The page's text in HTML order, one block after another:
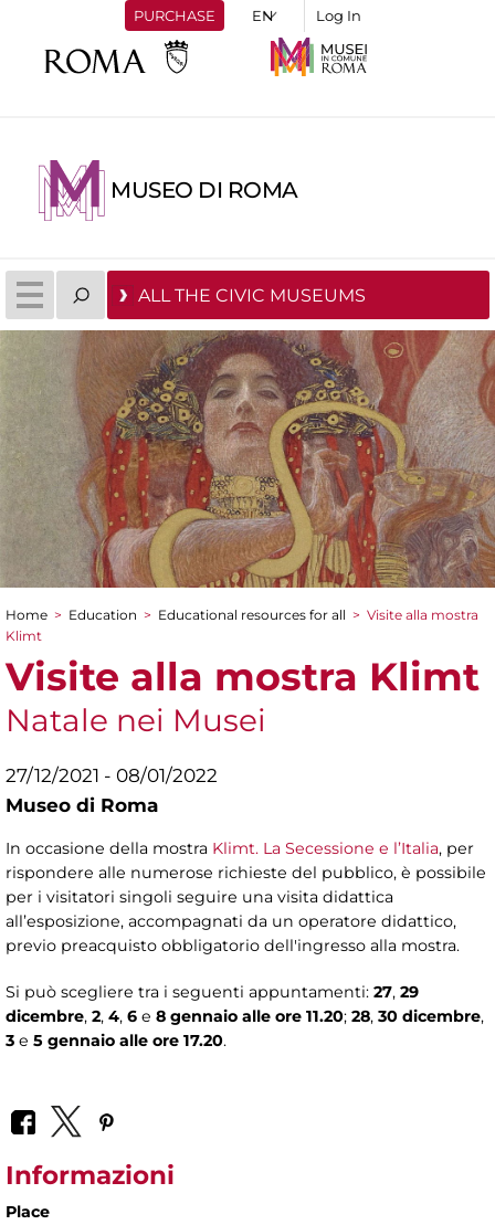
PURCHASE Log In
MUSEO DI ROMA
ALL THE CIVIC MUSEUMS
You are here
Home > Education > Educational resources for all > Visite alla mostra
Klimt
Visite alla mostra Klimt
Natale nei Musei
27/12/2021 - 08/01/2022
Museo di Roma
In occasione della mostra Klimt. La Secessione e l’Italia, per
rispondere alle numerose richieste del pubblico, è possibile
per i visitatori singoli seguire una visita didattica
all’esposizione, accompagnati da un operatore didattico,
previo preacquisto obbligatorio dell'ingresso alla mostra.
Si può scegliere tra i seguenti appuntamenti: 27, 29
dicembre, 2, 4, 6 e 8 gennaio alle ore 11.20; 28, 30 dicembre,
3 e 5 gennaio alle ore 17.20.
Informazioni
Place